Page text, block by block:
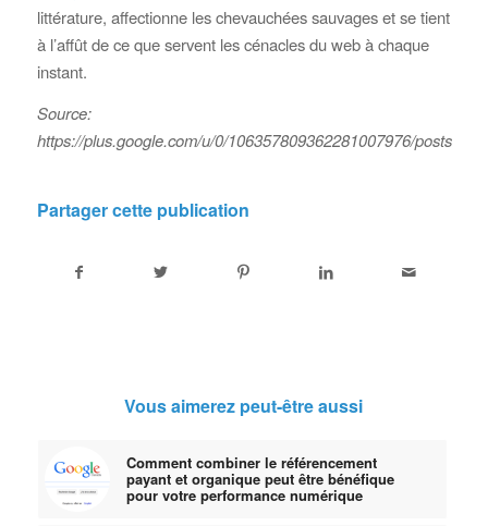
littérature, affectionne les chevauchées sauvages et se tient
à l’affût de ce que servent les cénacles du web à chaque
instant.
Source:
https://plus.google.com/u/0/106357809362281007976/posts
Partager cette publication
Vous aimerez peut-être aussi
Comment combiner le référencement
payant et organique peut être bénéfique
pour votre performance numérique